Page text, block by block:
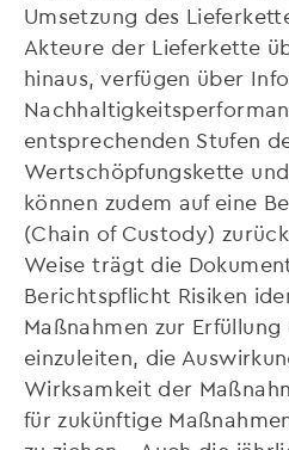
Umsetzung des
Akteure der Lieferkette
hinaus, verfügen über
entsprechenden Stufen
Wertschöpfungskette
können zudem auf eine
(Chain of Custody)
Weise trägt die
Berichtspflicht Risiken
Maßnahmen zur
einzuleiten, die
Wirksamkeit der
für zukünftige